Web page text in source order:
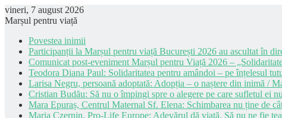
vineri, 7 august 2026
Marșul pentru viață
Povestea inimii
Participanții la Marșul pentru viață București 2026 au ascultat în
Comunicat post-eveniment Marșul pentru Viață 2026 –
Teodora Diana Paul: Solidaritatea pentru amândoi – pe înțelesul
Larisa Negru, persoană adoptată: Adopția – o naștere din inimă /
Cristian Budău: Să nu o împingi spre o alegere pe care sufletul ei
Mara Epuraș, Centrul Maternal Sf. Elena: Schimbarea nu ține de
Maria Czernin, Pro-Life Europe: Adevărul dă viață. Să nu ne fie